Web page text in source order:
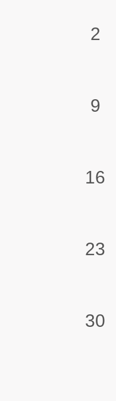
2
9
16
23
30